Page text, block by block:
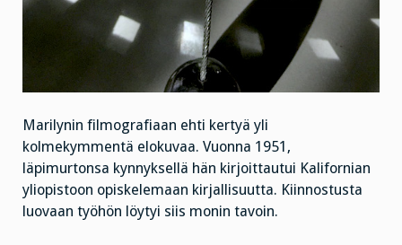
Marilynin filmografiaan ehti kertyä yli
kolmekymmentä elokuvaa. Vuonna 1951,
läpimurtonsa kynnyksellä hän kirjoittautui Kalifornian
yliopistoon opiskelemaan kirjallisuutta. Kiinnostusta
luovaan työhön löytyi siis monin tavoin.